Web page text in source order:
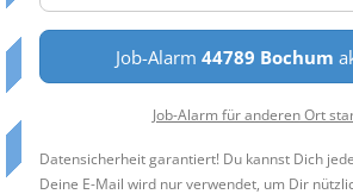
Job-Alarm 44789 Bochum
Job-Alarm für anderen Ort
Datensicherheit garantiert! Du kannst Dich
Deine E-Mail wird nur verwendet, um Dir